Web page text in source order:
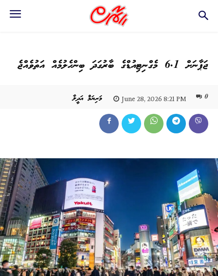
ޖަޕާނަށް 6.1 މެގްނިޓިއުޑްގެ ބާރުގަދަ ބިންހެލުމެއް އަތުވެއްޖެ
މަރިޔަމް އަދީލާ June 28, 2026 8:21 PM 0